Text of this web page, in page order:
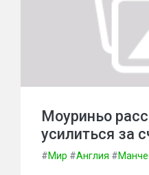
Моуриньо
усилиться за
#Мир #Англия #